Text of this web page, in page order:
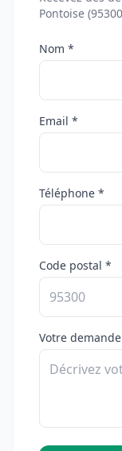
Pontoise
Nom *
Email *
Téléphone *
Code postal *
Votre demande